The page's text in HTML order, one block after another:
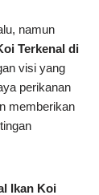
namun
Terkenal di
visi yang
perikanan
memberikan
Ikan Koi